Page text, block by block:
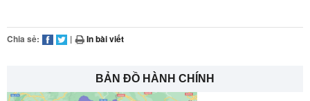
Chia sẻ: | In bài viết
BẢN ĐỒ HÀNH CHÍNH